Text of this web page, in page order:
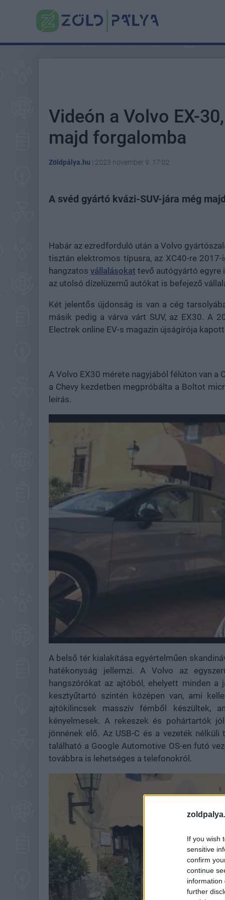
If you wish
sensitive
confirm
continue
information
further
Videón a Volvo EX-
majd forgalomba
Zöldpálya.hu | 2023 november 9. 17:02
A svéd gyártó kvázi-SUV-jára még
Habár az ezredforduló után a Volvo
tisztán elektromos típusra, az XC40-re
hangzatos vállalásokat tevő autógyártó egyre
az utolsó dízelüzemű autókat is befejező
Két jelentős újdonság is van a cég
másik pedig a várva várt SUV, az EX30. A
Electrek online EV-s magazin újságírója
A Volvo EX30 mérete nagyjából félúton van a
a Chevy kezdetben megpróbálta a Boltot
leírás.
A belső tér kialakítása egyértelműen
hatékonyság jellemzi. A Volvo az
hangszórókat az ajtóból, ehelyett minden a
kesztyűtartó szintén középen van, ami
ajtókilincsek masszív fémből készültek,
kényelmesek. A rekeszek és pohártartók
jönnének elő. Az USB-C és a vezeték
található a Google Automotive OS-en futó
továbbra is lehetséges a telefonokról.